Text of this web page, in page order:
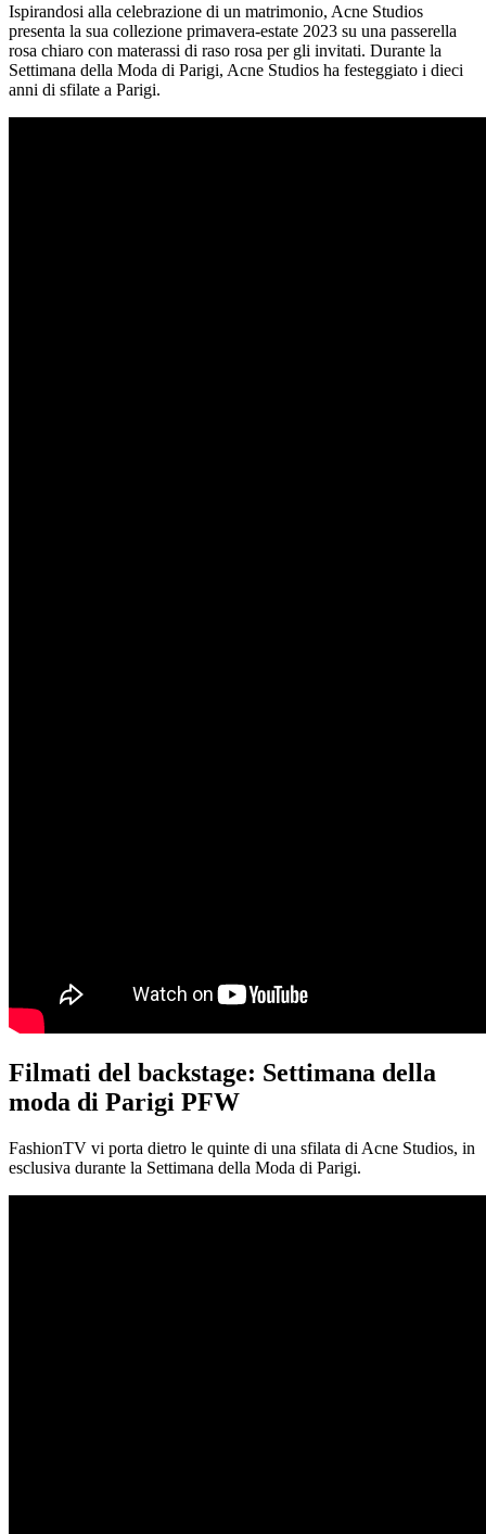
Ispirandosi alla celebrazione di un matrimonio, Acne Studios
presenta la sua collezione primavera-estate 2023 su una passerella
rosa chiaro con materassi di raso rosa per gli invitati. Durante la
Settimana della Moda di Parigi, Acne Studios ha festeggiato i dieci
anni di sfilate a Parigi.
Filmati del backstage: Settimana della
moda di Parigi PFW
FashionTV vi porta dietro le quinte di una sfilata di Acne Studios, in
esclusiva durante la Settimana della Moda di Parigi.